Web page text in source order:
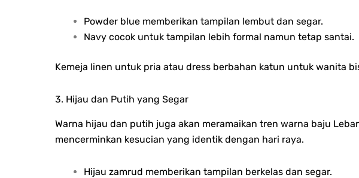
Powder blue memberikan tampilan lembut dan segar.
Navy cocok untuk tampilan lebih formal namun tetap santai.
Kemeja linen untuk pria atau dress berbahan katun untuk wanita
3. Hijau dan Putih yang Segar
Warna hijau dan putih juga akan meramaikan tren warna baju
mencerminkan kesucian yang identik dengan hari raya.
Hijau zamrud memberikan tampilan berkelas dan segar.